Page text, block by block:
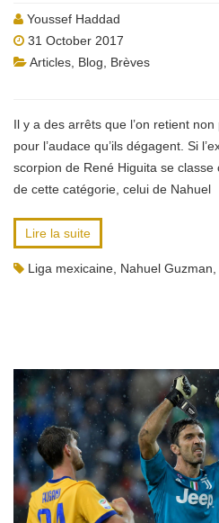
Youssef Haddad
31 October 2017
Articles Blog
Brèves
Il y a des arrêts que l’on retient
pour l’audace qu’ils dégagent. Si
scorpion de René Higuita se
de cette catégorie, celui de Nahuel
Lire la suite
Liga mexicaine Nahuel Guzman